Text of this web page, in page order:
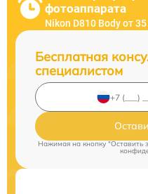
фотоаппарата
Nikon D810 Body от
Бесплатная
специалистом
Нажимая на кнопку "Оставить